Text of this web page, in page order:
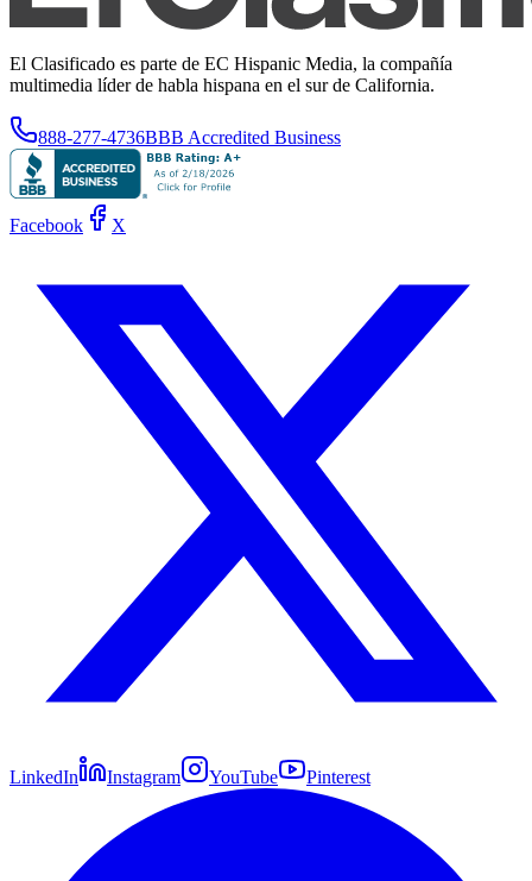
El Clasificado es parte de EC Hispanic Media, la compañía
multimedia líder de habla hispana en el sur de California.
888-277-4736BBB Accredited Business
Facebook X
LinkedIn Instagram YouTube Pinterest